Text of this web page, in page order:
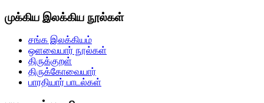
முக்கிய இலக்கிய நூல்கள்
சங்க இலக்கியம்
ஒளவையார் நூல்கள்
திருக்குறள்
திருக்கோவையார்
பாரதியார் பாடல்கள்